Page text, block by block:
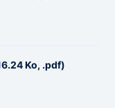
Ko, .pdf)